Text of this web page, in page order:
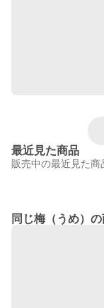
最近見た商品
販売中の最近見た商
同じ梅（うめ）